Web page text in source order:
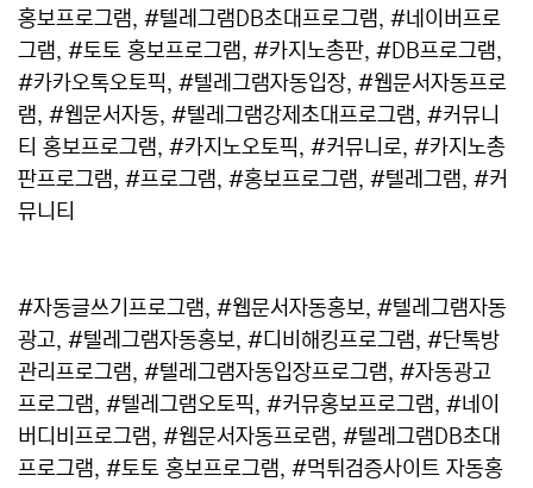
홍보프로그램, #텔레그램DB초대프로그램, #네이버프로
그램, #토토 홍보프로그램, #카지노총판, #DB프로그램,
#카카오톡오토픽, #텔레그램자동입장, #웹문서자동프로
램, #웹문서자동, #텔레그램강제초대프로그램, #커뮤니
티 홍보프로그램, #카지노오토픽, #커뮤니로, #카지노총
판프로그램, #프로그램, #홍보프로그램, #텔레그램, #커
뮤니티
#자동글쓰기프로그램, #웹문서자동홍보, #텔레그램자동
광고, #텔레그램자동홍보, #디비해킹프로그램, #단톡방
관리프로그램, #텔레그램자동입장프로그램, #자동광고
프로그램, #텔레그램오토픽, #커뮤홍보프로그램, #네이
버디비프로그램, #웹문서자동프로램, #텔레그램DB초대
프로그램, #토토 홍보프로그램, #먹튀검증사이트 자동홍